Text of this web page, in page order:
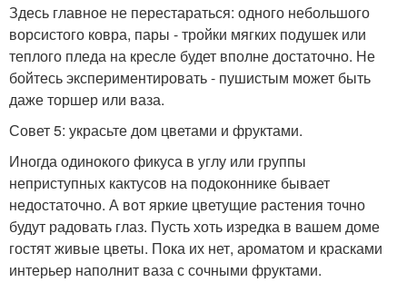
Здесь главное не перестараться: одного небольшого
ворсистого ковра, пары - тройки мягких подушек или
теплого пледа на кресле будет вполне достаточно. Не
бойтесь экспериментировать - пушистым может быть
даже торшер или ваза.
Совет 5: украсьте дом цветами и фруктами.
Иногда одинокого фикуса в углу или группы
неприступных кактусов на подоконнике бывает
недостаточно. А вот яркие цветущие растения точно
будут радовать глаз. Пусть хоть изредка в вашем доме
гостят живые цветы. Пока их нет, ароматом и красками
интерьер наполнит ваза с сочными фруктами.